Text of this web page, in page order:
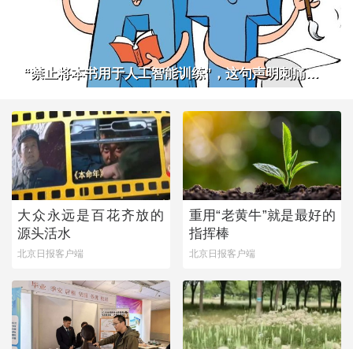
“禁止将本书用于人工智能训练”，这句声明刺痛了谁
大众永远是百花齐放的
源头活水
北京日报客户端
重用“老黄牛”就是最好的
指挥棒
北京日报客户端